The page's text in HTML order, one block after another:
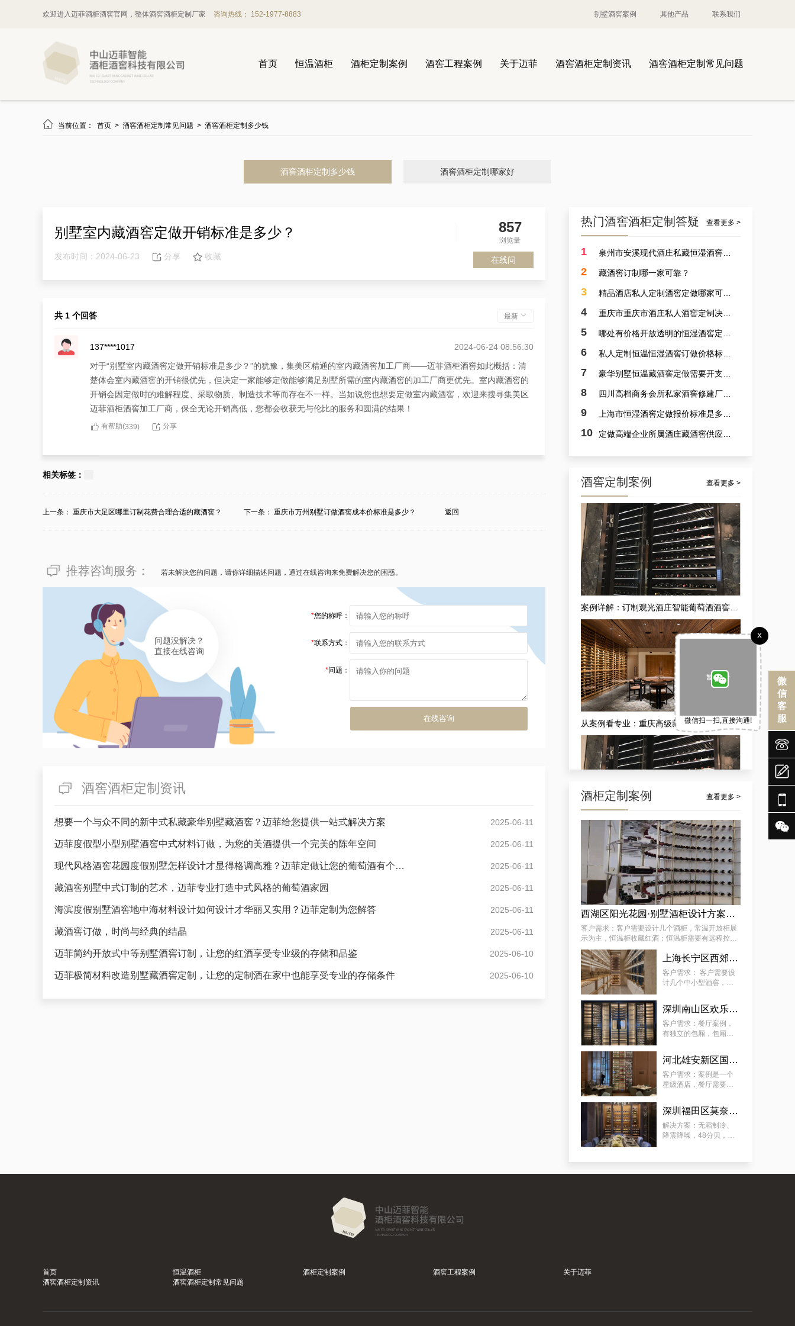
欢迎进入迈菲酒柜酒窖官网，整体酒窖酒柜定制厂家 咨询热线： 152-1977-8883 别墅酒窖案例 其他产品 联系我们
首页 恒温酒柜 酒柜定制案例 酒窖工程案例 关于迈菲 酒窖酒柜定制资讯 酒窖酒柜定制常见问题
 当前位置： 首页 > 酒窖酒柜定制常见问题 > 酒窖酒柜定制多少钱
酒窖酒柜定制多少钱 酒窖酒柜定制哪家好
别墅室内藏酒窖定做开销标准是多少？ 857
浏览量
发布时间：2024-06-23 分享 收藏 在线问
共 1 个回答 最新
137****1017
2024-06-24 08:56:30
对于“别墅室内藏酒窖定做开销标准是多少？”的犹豫，集美区精通的室内藏酒窖加工厂商——迈菲酒柜酒窖如此概括：清
楚体会室内藏酒窖的开销很优先，但决定一家能够定做能够满足别墅所需的室内藏酒窖的加工厂商更优先。室内藏酒窖的
开销会因定做时的难解程度、采取物质、制造技术等而存在不一样。当如说您也想要定做室内藏酒窖，欢迎来搜寻集美区
迈菲酒柜酒窖加工厂商，保全无论开销高低，您都会收获无与伦比的服务和圆满的结果！
有帮助(339) 分享
相关标签：
上一条： 重庆市大足区哪里订制花费合理合适的藏酒窖？ 下一条： 重庆市万州别墅订做酒窖成本价标准是多少？ 返回
推荐咨询服务： 若未解决您的问题，请你详细描述问题，通过在线咨询来免费解决您的困惑。
问题没解决？
直接在线咨询
*您的称呼：
*联系方式：
*问题：
酒窖酒柜定制资讯
想要一个与众不同的新中式私藏豪华别墅藏酒窖？迈菲给您提供一站式解决方案 2025-06-11
迈菲度假型小型别墅酒窖中式材料订做，为您的美酒提供一个完美的陈年空间 2025-06-11
现代风格酒窖花园度假别墅怎样设计才显得格调高雅？迈菲定做让您的葡萄酒有个好家 2025-06-11
藏酒窖别墅中式订制的艺术，迈菲专业打造中式风格的葡萄酒家园 2025-06-11
海滨度假别墅酒窖地中海材料设计如何设计才华丽又实用？迈菲定制为您解答 2025-06-11
藏酒窖订做，时尚与经典的结晶 2025-06-11
迈菲简约开放式中等别墅酒窖订制，让您的红酒享受专业级的存储和品鉴 2025-06-10
迈菲极简材料改造别墅藏酒窖定制，让您的定制酒在家中也能享受专业的存储条件 2025-06-10
热门酒窖酒柜定制答疑 查看更多 >
1
2 藏酒窖订制哪一家可靠？
3
4
5
6
7
8
9
10
酒窖定制案例 查看更多 >
杭州市会所酒窖设备厂家的案例观察，揭秘定做会所大型葡萄酒酒窖的秘诀
成功案例分享：订制社交会所防潮酒窖，武隆酒窖订制会所供应商独家揭秘
某街道专用藏酒窖红酒酒厂厂家案例详解，让酒厂新款藏酒窖订制变得简单
典型案例：订制会所豪华恒温藏酒窖，潼南专业会所藏酒窖工厂的专业流程
酒柜定制案例 查看更多 >
西湖区阳光花园·别墅酒柜设计方案推荐
客户需求：客户需要设计几个酒柜，常温开放柜展
示为主，恒温柜收藏红酒；恒温柜需要有远程控制
温湿度功能 。
上海长宁区西郊壹号·会所：中小型酒柜定制解决方案
客户需求： 客户需要设
计几个中小型酒窖，常
温柜放红酒；恒温柜需
要有远程控制温湿度功
能 。
深圳南山区欢乐海岸社佳日本料理恒温酒柜定制案例
客户需求：餐厅案例，
有独立的包厢，包厢酒
5~22°C（ 可调 ）。主
要放：红酒、清酒、洋
酒（ 洋酒可常温 ）。
河北雄安新区国际酒店酒柜定制服务案例
客户需求：案例是一个
星级酒店，餐厅需要展
酒、清酒、啤酒，酒柜
放在显眼位置，可供客
人欣赏和选择喜欢的餐
酒，需容量尽可能大。
深圳福田区莫奈法餐厅欧式风格酒柜定制服务
解决方案：无霜制冷、
降震降噪，48分贝，适
酿；用餐厅酒柜 ，餐酒
首页 恒温酒柜 酒柜定制案例 酒窖工程案例
关于迈菲
酒窖酒柜定制资讯
酒窖酒柜定制常见问题
微
信
客
服
X
微信扫一扫,直接沟通!




